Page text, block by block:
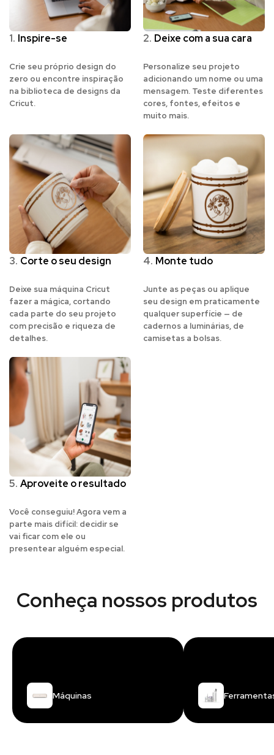
1. Inspire-se
Crie seu próprio design do
zero ou encontre inspiração
na biblioteca de designs da
Cricut.
2. Deixe com a sua cara
Personalize seu projeto
adicionando um nome ou uma
mensagem. Teste diferentes
cores, fontes, efeitos e
muito mais.
3. Corte o seu design
Deixe sua máquina Cricut
fazer a mágica, cortando
cada parte do seu projeto
com precisão e riqueza de
detalhes.
4. Monte tudo
Junte as peças ou aplique
seu design em praticamente
qualquer superfície — de
cadernos a luminárias, de
camisetas a bolsas.
5. Aproveite o resultado
Você conseguiu! Agora vem a
parte mais difícil: decidir se
vai ficar com ele ou
presentear alguém especial.
Conheça nossos produtos
Máquinas